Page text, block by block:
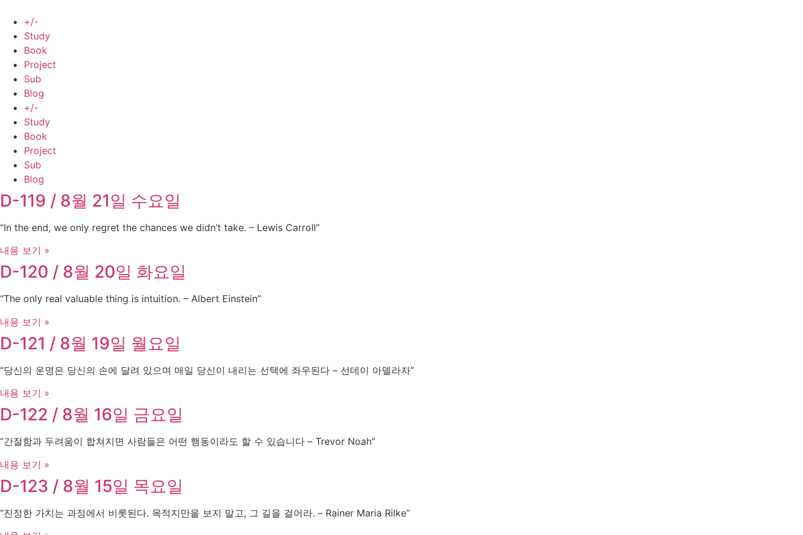
content
+/-
Study
Book
Project
Sub
Blog
+/-
Study
Book
Project
Sub
Blog
D-119 / 8월 21일 수요일
“In the end, we only regret the chances we didn’t take. – Lewis Carroll”
내용 보기 »
D-120 / 8월 20일 화요일
“The only real valuable thing is intuition. – Albert Einstein”
내용 보기 »
D-121 / 8월 19일 월요일
“당신의 운명은 당신의 손에 달려 있으며 매일 당신이 내리는 선택에 좌우된다 – 선데이 아델라자”
내용 보기 »
D-122 / 8월 16일 금요일
“간절함과 두려움이 합쳐지면 사람들은 어떤 행동이라도 할 수 있습니다 – Trevor Noah”
내용 보기 »
D-123 / 8월 15일 목요일
“진정한 가치는 과정에서 비롯된다. 목적지만을 보지 말고, 그 길을 걸어라. – Rainer Maria Rilke”